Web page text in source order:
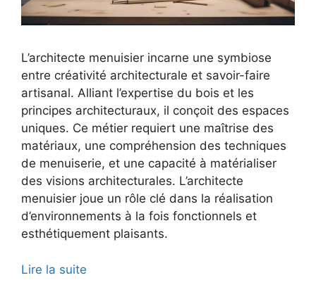
L’architecte menuisier incarne une symbiose
entre créativité architecturale et savoir-faire
artisanal. Alliant l’expertise du bois et les
principes architecturaux, il conçoit des espaces
uniques. Ce métier requiert une maîtrise des
matériaux, une compréhension des techniques
de menuiserie, et une capacité à matérialiser
des visions architecturales. L’architecte
menuisier joue un rôle clé dans la réalisation
d’environnements à la fois fonctionnels et
esthétiquement plaisants.
Lire la suite